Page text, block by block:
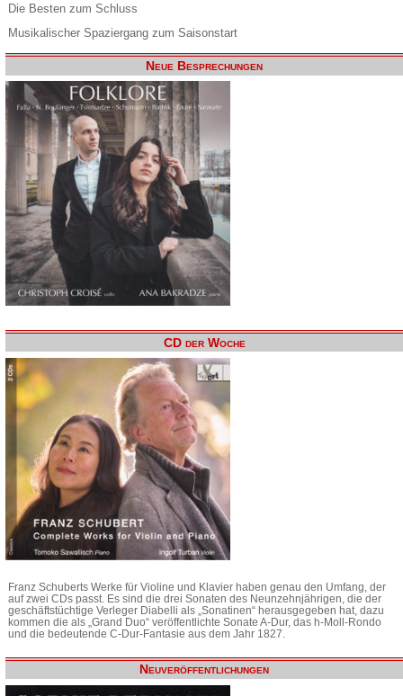
Die Besten zum Schluss
Musikalischer Spaziergang zum Saisonstart
Neue Besprechungen
CD der Woche
Franz Schuberts Werke für Violine und Klavier haben genau den Umfang, der
auf zwei CDs passt. Es sind die drei Sonaten des Neunzehnjährigen, die der
geschäftstüchtige Verleger Diabelli als „Sonatinen“ herausgegeben hat, dazu
kommen die als „Grand Duo“ veröffentlichte Sonate A-Dur, das h-Moll-Rondo
und die bedeutende C-Dur-Fantasie aus dem Jahr 1827.
Neuveröffentlichungen